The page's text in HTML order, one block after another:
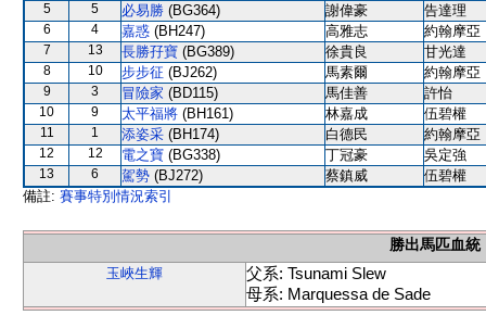
5 5 必易勝 (BG364) 謝偉豪 告達理
6 4 嘉惑 (BH247) 高雅志 約翰摩亞
7 13 長勝孖寶 (BG389) 徐貴良 甘光達
8 10 步步征 (BJ262) 馬素爾 約翰摩亞
9 3 冒險家 (BD115) 馬佳善 許怡
10 9 太平福將 (BH161) 林嘉成 伍碧權
11 1 添姿采 (BH174) 白德民 約翰摩亞
12 12 電之寶 (BG338) 丁冠豪 吳定強
13 6 駕勢 (BJ272) 蔡鎮威
伍碧權
備註: 賽事特別情況索引
勝出馬匹血統
玉峽生輝
父系: Tsunami Slew
母系: Marquessa de Sade